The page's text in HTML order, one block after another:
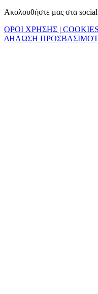
Ακολουθήστε μας στα social
ΟΡΟΙ ΧΡΗΣΗΣ | COOKIES
ΔΗΛΩΣΗ